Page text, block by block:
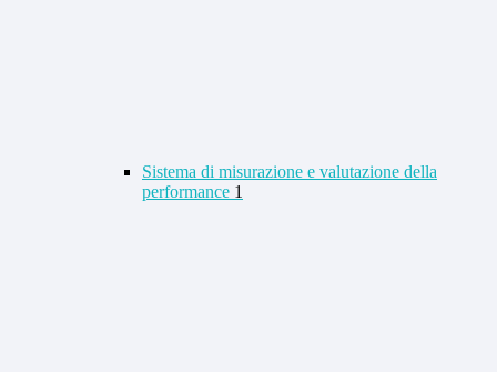
Sistema di misurazione e valutazione della
performance 1